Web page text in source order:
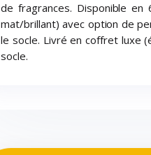
de fragrances. Disponible
mat/brillant) avec option de
le socle. Livré en coffret luxe
socle.